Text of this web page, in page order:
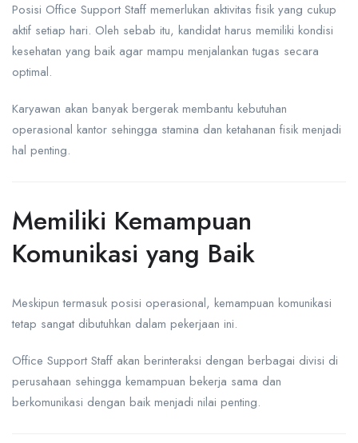
Posisi Office Support Staff memerlukan aktivitas fisik yang cukup
aktif setiap hari. Oleh sebab itu, kandidat harus memiliki kondisi
kesehatan yang baik agar mampu menjalankan tugas secara
optimal.
Karyawan akan banyak bergerak membantu kebutuhan
operasional kantor sehingga stamina dan ketahanan fisik menjadi
hal penting.
Memiliki Kemampuan
Komunikasi yang Baik
Meskipun termasuk posisi operasional, kemampuan komunikasi
tetap sangat dibutuhkan dalam pekerjaan ini.
Office Support Staff akan berinteraksi dengan berbagai divisi di
perusahaan sehingga kemampuan bekerja sama dan
berkomunikasi dengan baik menjadi nilai penting.